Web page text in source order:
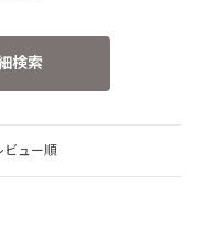
検索
ビュー順